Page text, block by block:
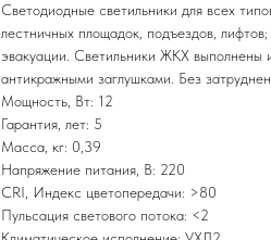
Светодиодные светильники для всех
лестничных площадок, подъездов,
эвакуации. Светильники ЖКХ выполнены
антикражными заглушками. Без
Мощность, Вт: 12
Гарантия, лет: 5
Масса, кг: 0,39
Напряжение питания, В: 220
CRI, Индекс цветопередачи: >80
Пульсация светового потока: <2